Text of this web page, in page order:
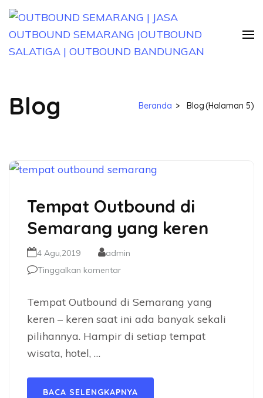
Lompat
konten
(Tekan
SALATIGA | OUTBOUND
BANDUNGAN
Blog Beranda > Blog(Halaman 5)
Tempat Outbound di
Semarang yang keren
4 Agu,2019
admin
Tinggalkan komentar
Tempat Outbound di Semarang yang
keren – keren saat ini ada banyak sekali
pilihannya. Hampir di setiap tempat
wisata, hotel, …
BACA SELENGKAPNYA